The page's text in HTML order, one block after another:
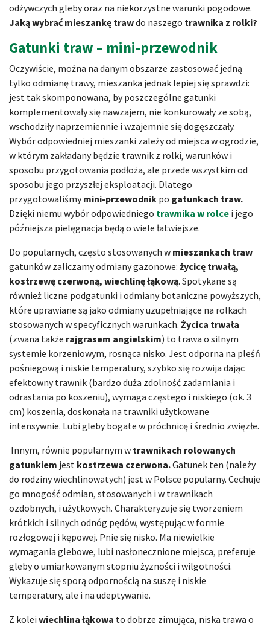
odżywczych gleby oraz na niekorzystne warunki pogodowe.
Jaką wybrać mieszankę trawdo naszego trawnika z rolki?
Gatunki traw – mini-przewodnik
Oczywiście, można na danym obszarze zastosować jedną
tylko odmianę trawy, mieszanka jednak lepiej się sprawdzi:
jest tak skomponowana, by poszczególne gatunki
komplementowały się nawzajem, nie konkurowały ze sobą,
wschodziły naprzemiennie i wzajemnie się dogęszczały.
Wybór odpowiedniej mieszanki zależy od miejsca w ogrodzie,
w którym zakładany będzie trawnik z rolki, warunków i
sposobu przygotowania podłoża, ale przede wszystkim od
sposobu jego przyszłej eksploatacji. Dlatego
przygotowaliśmymini-przewodnik po gatunkach traw.
Dzięki niemu wybór odpowiedniego trawnika w rolce i jego
późniejsza pielęgnacja będą o wiele łatwiejsze.
Do popularnych, często stosowanych w mieszankach traw
gatunków zaliczamy odmiany gazonowe: życicę trwałą,
kostrzewę czerwoną, wiechlinę łąkową. Spotykane są
również liczne podgatunki i odmiany botaniczne powyższych,
które uprawiane są jako odmiany uzupełniające na rolkach
stosowanych w specyficznych warunkach. Życica trwała
(zwana także rajgrasem angielskim) to trawa o silnym
systemie korzeniowym, rosnąca nisko. Jest odporna na pleśń
pośniegową i niskie temperatury, szybko się rozwija dając
efektowny trawnik (bardzo duża zdolność zadarniania i
odrastania po koszeniu), wymaga częstego i niskiego (ok. 3
cm) koszenia, doskonała na trawniki użytkowane
intensywnie. Lubi gleby bogate w próchnicę i średnio zwięzłe.
Innym, równie popularnym w trawnikach rolowanych
gatunkiem jest kostrzewa czerwona.Gatunek ten (należy
do rodziny wiechlinowatych) jest w Polsce popularny. Cechuje
go mnogość odmian, stosowanych i w trawnikach
ozdobnych, i użytkowych. Charakteryzuje się tworzeniem
krótkich i silnych odnóg pędów, występując w formie
rozłogowej i kępowej. Pnie się nisko. Ma niewielkie
wymagania glebowe, lubi nasłonecznione miejsca, preferuje
gleby o umiarkowanym stopniu żyzności i wilgotności.
Wykazuje się sporą odpornością na suszę i niskie
temperatury, ale i na udeptywanie.
Z kolei wiechlina łąkowa to dobrze zimująca, niska trawa o